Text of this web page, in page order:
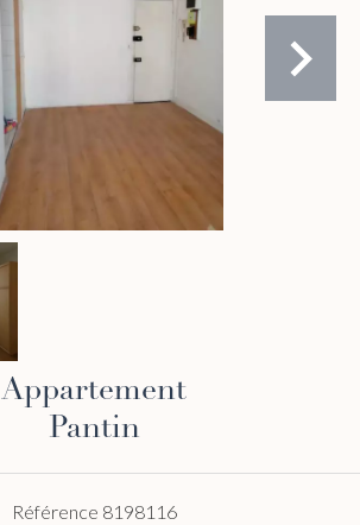
Appartement
Pantin
Référence 8198116